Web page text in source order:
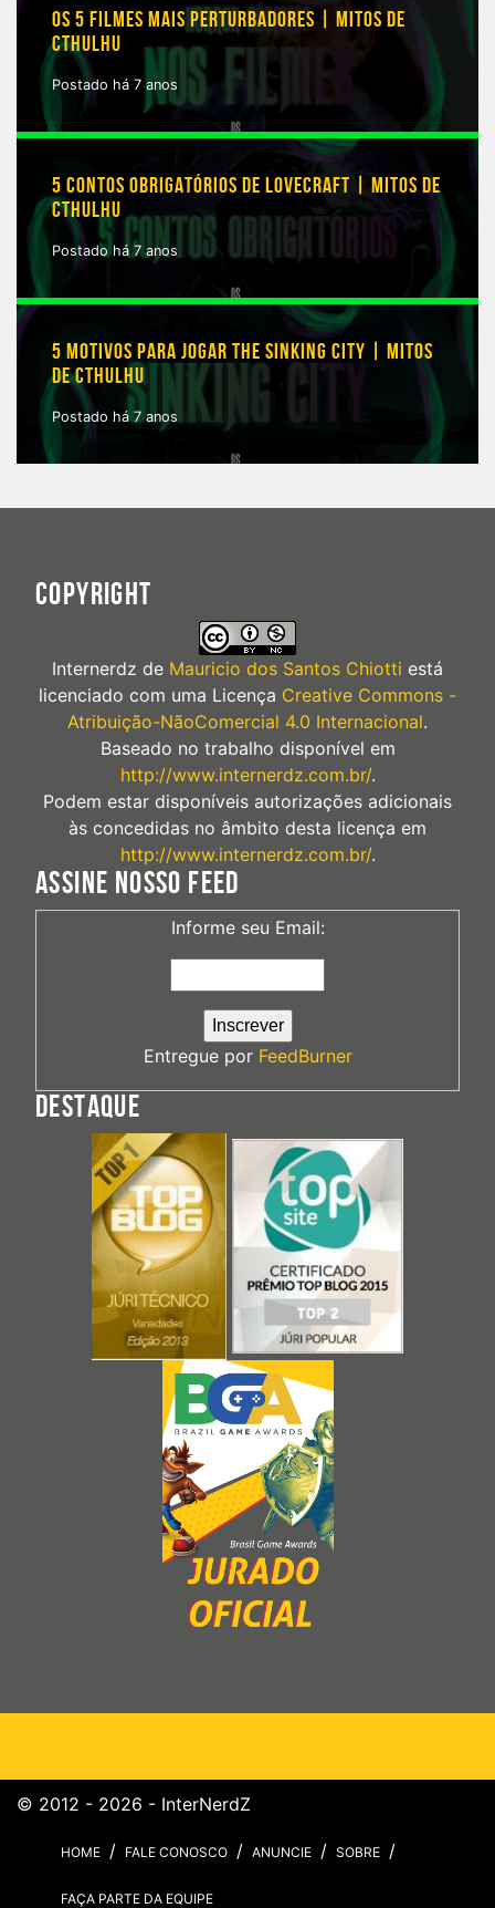
OS 5 FILMES MAIS PERTURBADORES | MITOS DE
CTHULHU
Postado há 7 anos
5 CONTOS OBRIGATÓRIOS DE LOVECRAFT | MITOS DE
CTHULHU
Postado há 7 anos
5 MOTIVOS PARA JOGAR THE SINKING CITY | MITOS
DE CTHULHU
Postado há 7 anos
COPYRIGHT
Internerdz de Mauricio dos Santos Chiotti está
licenciado com uma Licença Creative Commons -
Atribuição-NãoComercial 4.0 Internacional.
Baseado no trabalho disponível em
http://www.internerdz.com.br/.
Podem estar disponíveis autorizações adicionais
às concedidas no âmbito desta licença em
http://www.internerdz.com.br/.
ASSINE NOSSO FEED
Informe seu Email:
Entregue por FeedBurner
DESTAQUE
© 2012 - 2026 - InterNerdZ
HOME FALE CONOSCO ANUNCIE SOBRE
FAÇA PARTE DA EQUIPE